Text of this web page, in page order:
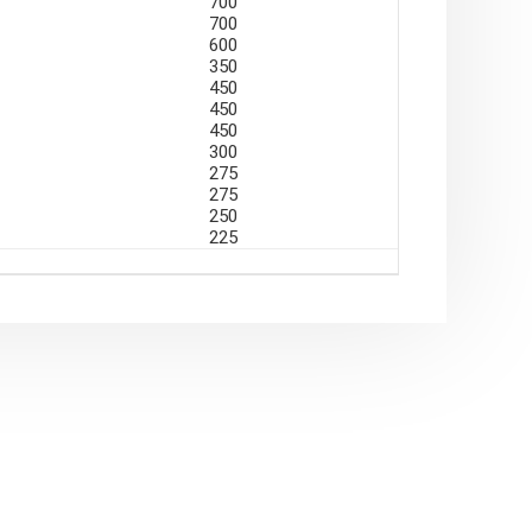
700
600
350
450
450
450
300
275
275
250
225
Ekleme Parçaları olarak da